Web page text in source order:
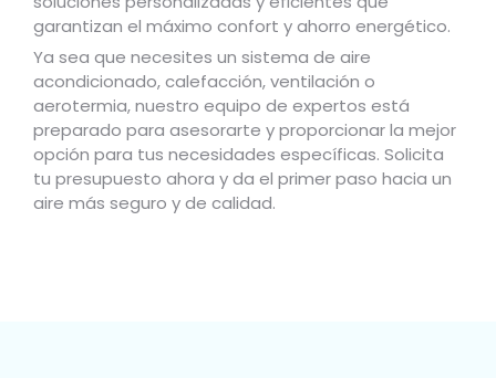
garantizan el máximo confort y ahorro energético.
Ya sea que necesites un sistema de aire
acondicionado, calefacción, ventilación o
aerotermia, nuestro equipo de expertos está
preparado para asesorarte y proporcionar la mejor
opción para tus necesidades específicas. Solicita
tu presupuesto ahora y da el primer paso hacia un
aire más seguro y de calidad.